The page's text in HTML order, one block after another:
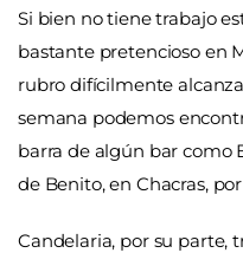
Si bien no tiene trabajo
bastante pretencioso en
rubro difícilmente
semana podemos
barra de algún bar como
de Benito, en Chacras,
Candelaria, por su parte,